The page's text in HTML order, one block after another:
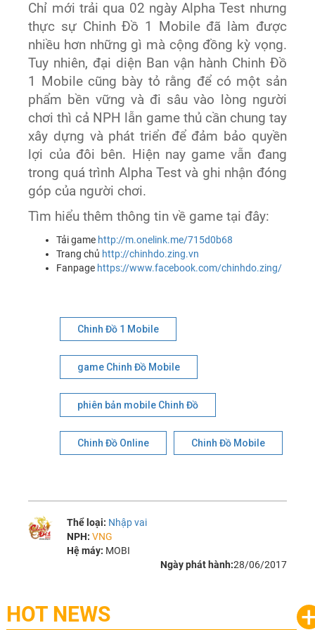
Chỉ mới trải qua 02 ngày Alpha Test nhưng
thực sự Chinh Đồ 1 Mobile đã làm được
nhiều hơn những gì mà cộng đồng kỳ vọng.
Tuy nhiên, đại diện Ban vận hành Chinh Đồ
1 Mobile cũng bày tỏ rằng để có một sản
phẩm bền vững và đi sâu vào lòng người
chơi thì cả NPH lẫn game thủ cần chung tay
xây dựng và phát triển để đảm bảo quyền
lợi của đôi bên. Hiện nay game vẫn đang
trong quá trình Alpha Test và ghi nhận đóng
góp của người chơi.
Tìm hiểu thêm thông tin về game tại đây:
Tải game http://m.onelink.me/715d0b68
Trang chủ http://chinhdo.zing.vn
Fanpage https://www.facebook.com/chinhdo.zing/
Chinh Đồ 1 Mobile
game Chinh Đồ Mobile
phiên bản mobile Chinh Đồ
Chinh Đồ Online Chinh Đồ Mobile
Thể loại: Nhập vai
NPH:VNG
Hệ máy: MOBI
Ngày phát hành:28/06/2017
HOT NEWS